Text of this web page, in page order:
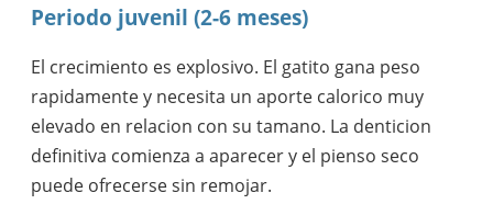
Periodo juvenil (2-6 meses)
El crecimiento es explosivo. El gatito gana peso
rapidamente y necesita un aporte calorico muy
elevado en relacion con su tamano. La denticion
definitiva comienza a aparecer y el pienso seco
puede ofrecerse sin remojar.